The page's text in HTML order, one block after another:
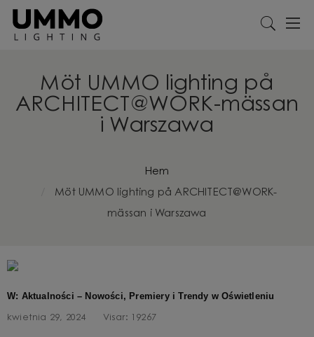
Möt UMMO lighting på
ARCHITECT@WORK-mässan
i Warszawa
Hem
Möt UMMO lighting på ARCHITECT@WORK-
mässan i Warszawa
W: Aktualności – Nowości, Premiery i Trendy w Oświetleniu
kwietnia 29, 2024 Visar: 19267